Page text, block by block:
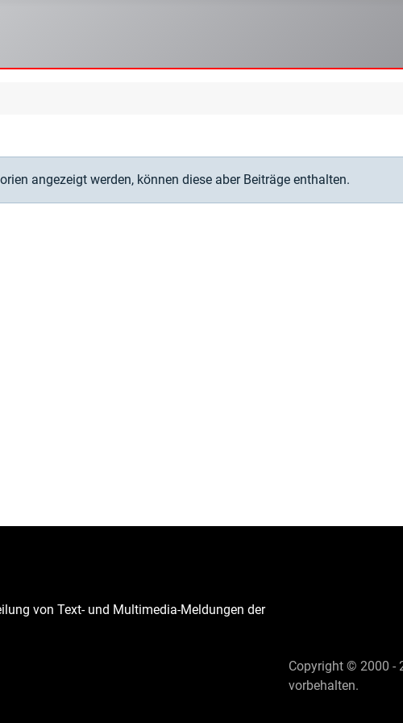
angezeigt werden, können diese aber Beiträge enthalten.
von Text- und Multimedia-Meldungen der
Copyright © 2000 -
vorbehalten.